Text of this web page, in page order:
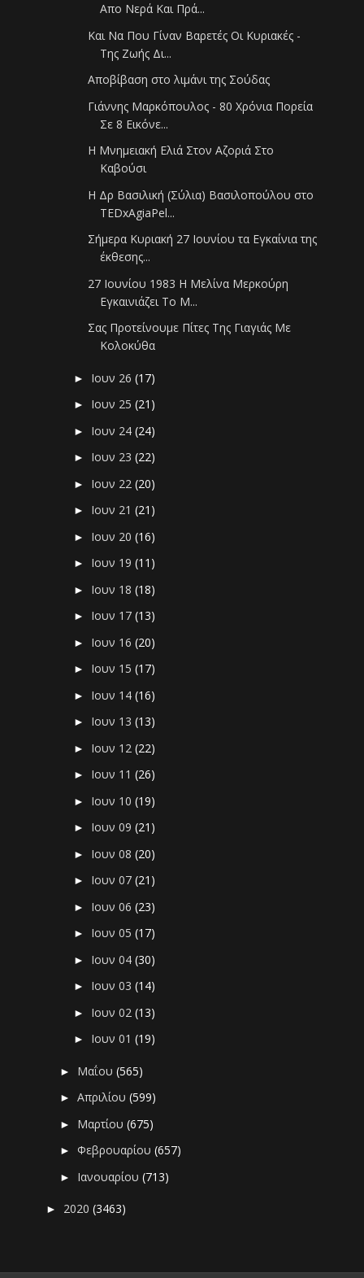
Απο Νερά Και Πρά...
Και Να Που Γίναν Βαρετές Οι Κυριακές -
Της Ζωής Δι...
Αποβίβαση στο λιμάνι της Σούδας
Γιάννης Μαρκόπουλος - 80 Χρόνια Πορεία
Σε 8 Εικόνε...
Η Μνημειακή Ελιά Στον Αζοριά Στο
Καβούσι
Η Δρ Βασιλική (Σύλια) Βασιλοπούλου στο
TEDxAgiaPel...
Σήμερα Κυριακή 27 Ιουνίου τα Εγκαίνια της
έκθεσης...
27 Ιουνίου 1983 Η Μελίνα Μερκούρη
Εγκαινιάζει Το Μ...
Σας Προτείνουμε Πίτες Της Γιαγιάς Με
Κολοκύθα
► Ιουν 26(17)
► Ιουν 25(21)
► Ιουν 24(24)
► Ιουν 23(22)
► Ιουν 22(20)
► Ιουν 21(21)
► Ιουν 20(16)
► Ιουν 19(11)
► Ιουν 18(18)
► Ιουν 17(13)
► Ιουν 16(20)
► Ιουν 15(17)
► Ιουν 14(16)
► Ιουν 13(13)
► Ιουν 12(22)
► Ιουν 11(26)
► Ιουν 10(19)
► Ιουν 09(21)
► Ιουν 08(20)
► Ιουν 07(21)
► Ιουν 06(23)
► Ιουν 05(17)
► Ιουν 04(30)
► Ιουν 03(14)
► Ιουν 02(13)
► Ιουν 01(19)
► Μαΐου(565)
►Απριλίου(599)
► Μαρτίου(675)
►Φεβρουαρίου(657)
► Ιανουαρίου(713)
► 2020(3463)